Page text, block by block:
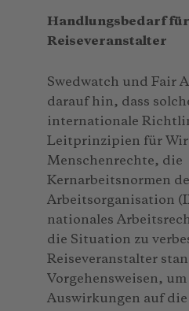
Handlungsbedarf für
Reiseveranstalter
Swedwatch und Fair
darauf hin, dass
internationale
Leitprinzipien für
Menschenrechte, die
Kernarbeitsnormen
Arbeitsorganisation
nationales
die Situation zu
Reiseveranstalter
Vorgehensweisen,
Auswirkungen auf